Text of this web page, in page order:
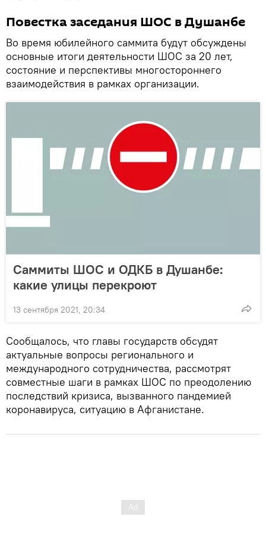
Повестка заседания ШОС в Душанбе
Во время юбилейного саммита будут обсуждены
основные итоги деятельности ШОС за 20 лет,
состояние и перспективы многостороннего
взаимодействия в рамках организации.
Саммиты ШОС и ОДКБ в Душанбе:
какие улицы перекроют
13 сентября 2021, 20:34
Сообщалось, что главы государств обсудят
актуальные вопросы регионального и
международного сотрудничества, рассмотрят
совместные шаги в рамках ШОС по преодолению
последствий кризиса, вызванного пандемией
коронавируса, ситуацию в Афганистане.